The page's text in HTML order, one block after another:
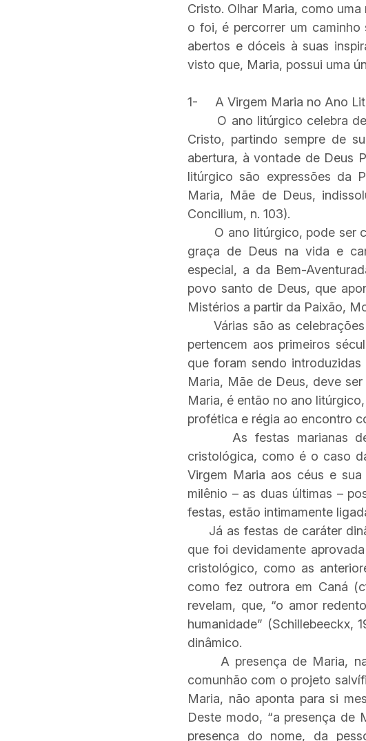
Cristo. Olhar Maria, como
o foi, é percorrer um
abertos e dóceis à suas
visto que, Maria, possui uma
1-
A Virgem Maria no Ano
O ano litúrgico celebra de
Cristo, partindo sempre de
abertura, à vontade de Deus
litúrgico são expressões da
Maria, Mãe de Deus,
Concilium, n. 103).
O ano litúrgico, pode ser
graça de Deus na vida e
especial, a da Bem-
povo santo de Deus, que
Mistérios a partir da Paixão,
Várias são as celebrações
pertencem aos primeiros
que foram sendo
Maria, Mãe de Deus, deve
Maria, é então no ano
profética e régia ao encontro
As festas marianas de
cristológica, como é o caso
Virgem Maria aos céus e
milênio – as duas últimas –
festas, estão intimamente
Já as festas de caráter
que foi devidamente
cristológico, como as
como fez outrora em Caná
revelam, que, “o amor
humanidade” (Schillebeeckx,
dinâmico.
A presença de Maria, na
comunhão com o projeto
Maria, não aponta para si
Deste modo, “a presença de
presença do nome, da